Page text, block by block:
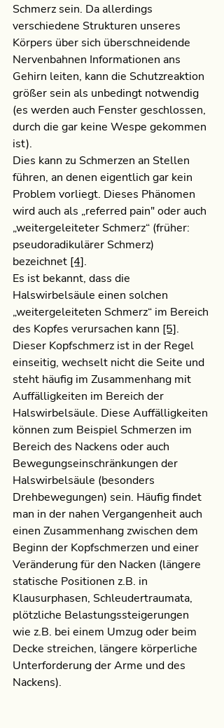
Schmerz sein. Da allerdings
verschiedene Strukturen unseres
Körpers über sich überschneidende
Nervenbahnen Informationen ans
Gehirn leiten, kann die Schutzreaktion
größer sein als unbedingt notwendig
(es werden auch Fenster geschlossen,
durch die gar keine Wespe gekommen
ist).
Dies kann zu Schmerzen an Stellen
führen, an denen eigentlich gar kein
Problem vorliegt. Dieses Phänomen
wird auch als „referred pain" oder auch
„weitergeleiteter Schmerz“ (früher:
pseudoradikulärer Schmerz)
bezeichnet [4].
Es ist bekannt, dass die
Halswirbelsäule einen solchen
„weitergeleiteten Schmerz“ im Bereich
des Kopfes verursachen kann [5].
Dieser Kopfschmerz ist in der Regel
einseitig, wechselt nicht die Seite und
steht häufig im Zusammenhang mit
Auffälligkeiten im Bereich der
Halswirbelsäule. Diese Auffälligkeiten
können zum Beispiel Schmerzen im
Bereich des Nackens oder auch
Bewegungseinschränkungen der
Halswirbelsäule (besonders
Drehbewegungen) sein. Häufig findet
man in der nahen Vergangenheit auch
einen Zusammenhang zwischen dem
Beginn der Kopfschmerzen und einer
Veränderung für den Nacken (längere
statische Positionen z.B. in
Klausurphasen, Schleudertraumata,
plötzliche Belastungssteigerungen
wie z.B. bei einem Umzug oder beim
Decke streichen, längere körperliche
Unterforderung der Arme und des
Nackens).